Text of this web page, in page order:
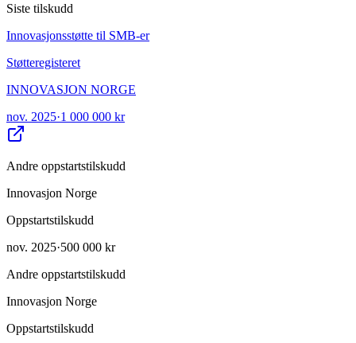
Siste tilskudd
Innovasjonsstøtte til SMB-er
Støtteregisteret
INNOVASJON NORGE
nov. 2025·1 000 000 kr
Andre oppstartstilskudd
Innovasjon Norge
Oppstartstilskudd
nov. 2025·500 000 kr
Andre oppstartstilskudd
Innovasjon Norge
Oppstartstilskudd